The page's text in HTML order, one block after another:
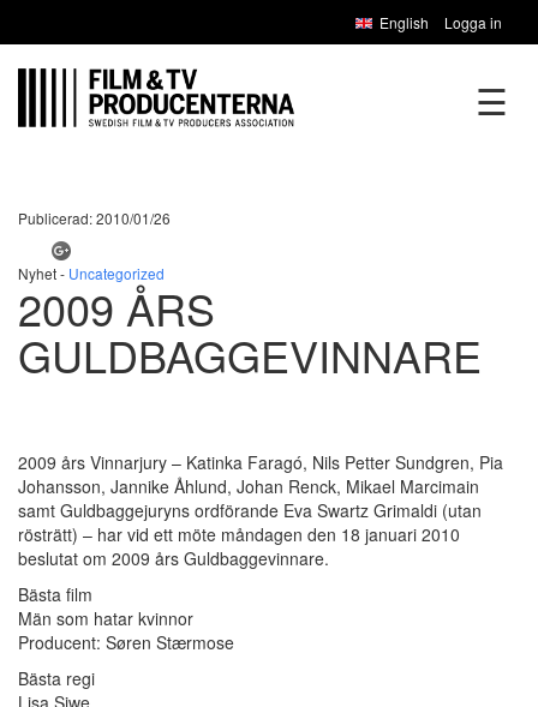
English Logga in
☰
Publicerad: 2010/01/26
Nyhet - Uncategorized
2009 ÅRS
GULDBAGGEVINNARE
2009 års Vinnarjury – Katinka Faragó, Nils Petter Sundgren, Pia
Johansson, Jannike Åhlund, Johan Renck, Mikael Marcimain
samt Guldbaggejuryns ordförande Eva Swartz Grimaldi (utan
rösträtt) – har vid ett möte måndagen den 18 januari 2010
beslutat om 2009 års Guldbaggevinnare.
Bästa film
Män som hatar kvinnor
Producent: Søren Stærmose
Bästa regi
Lisa Siwe